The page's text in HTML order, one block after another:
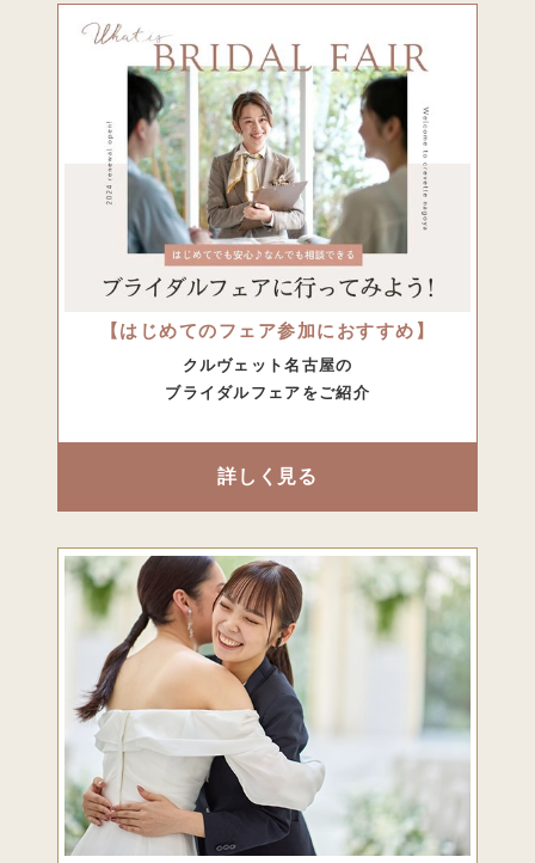
【はじめてのフェア参加におすすめ】
クルヴェット名古屋の
ブライダルフェアをご紹介
詳しく見る